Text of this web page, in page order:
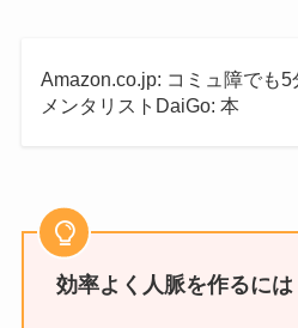
Amazon.co.jp: コミュ障でも
メンタリストDaiGo: 本
効率よく人脈を作るには